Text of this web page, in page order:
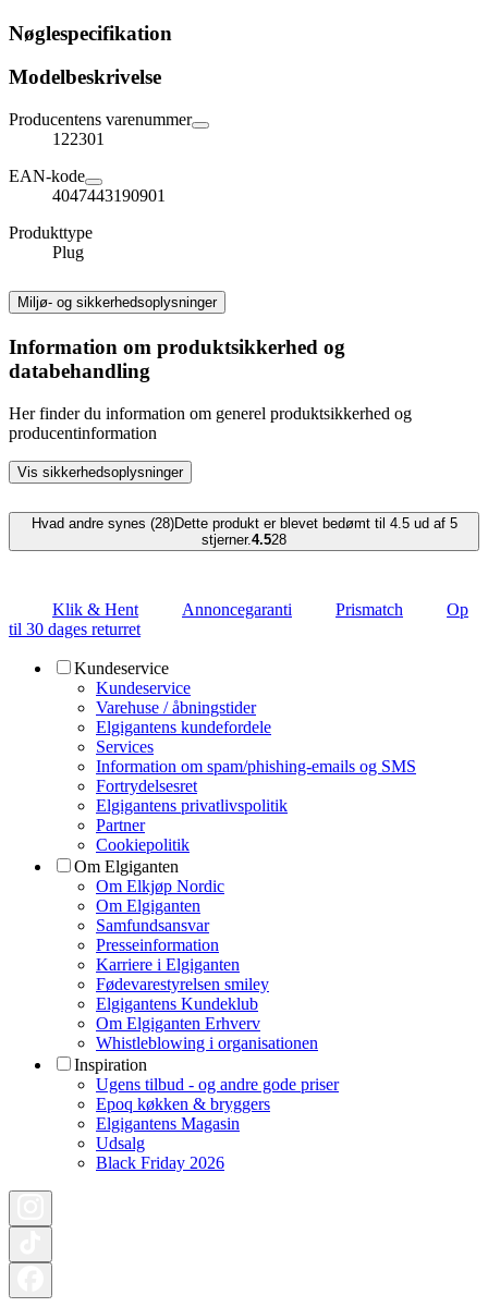
Nøglespecifikation
Modelbeskrivelse
Producentens varenummer
122301
EAN-kode
4047443190901
Produkttype
Plug
Miljø- og sikkerhedsoplysninger
Information om produktsikkerhed og
databehandling
Her finder du information om generel produktsikkerhed og
producentinformation
Vis sikkerhedsoplysninger
Hvad andre synes (28)Dette produkt er blevet bedømt til 4.5 ud af 5
stjerner.4.528
Klik & Hent Annoncegaranti Prismatch
Op
til 30 dages returret
Kundeservice
Kundeservice
Varehuse / åbningstider
Elgigantens kundefordele
Services
Information om spam/phishing-emails og SMS
Fortrydelsesret
Elgigantens privatlivspolitik
Partner
Cookiepolitik
Om Elgiganten
Om Elkjøp Nordic
Om Elgiganten
Samfundsansvar
Presseinformation
Karriere i Elgiganten
Fødevarestyrelsen smiley
Elgigantens Kundeklub
Om Elgiganten Erhverv
Whistleblowing i organisationen
Inspiration
Ugens tilbud - og andre gode priser
Epoq køkken & bryggers
Elgigantens Magasin
Udsalg
Black Friday 2026